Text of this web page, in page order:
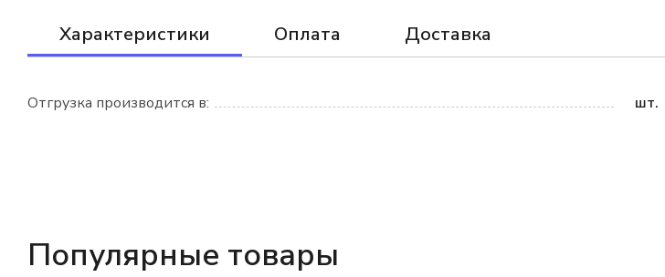
Характеристики Оплата Доставка
Отгрузка производится в: шт.
Популярные товары